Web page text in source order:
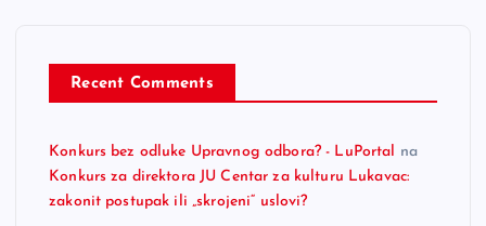
Recent Comments
Konkurs bez odluke Upravnog odbora? - LuPortal na
Konkurs za direktora JU Centar za kulturu Lukavac:
zakonit postupak ili „skrojeni“ uslovi?